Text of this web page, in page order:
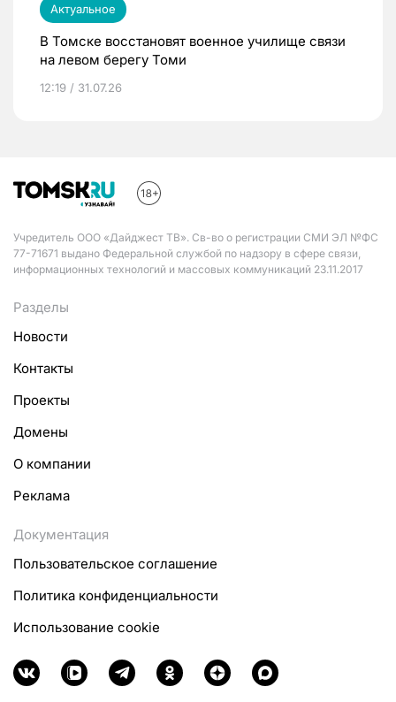
Актуальное
В Томске восстановят военное училище связи
на левом берегу Томи
12:19 / 31.07.26
Учредитель ООО «Дайджест ТВ». Св-во о регистрации СМИ ЭЛ №ФС
77-71671 выдано Федеральной службой по надзору в сфере связи,
информационных технологий и массовых коммуникаций 23.11.2017
Разделы
Новости
Контакты
Проекты
Домены
О компании
Реклама
Документация
Пользовательское соглашение
Политика конфиденциальности
Использование cookie